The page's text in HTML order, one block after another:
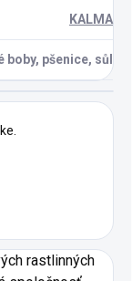
KALMA
boby, pšenice, sůl
rastlinných